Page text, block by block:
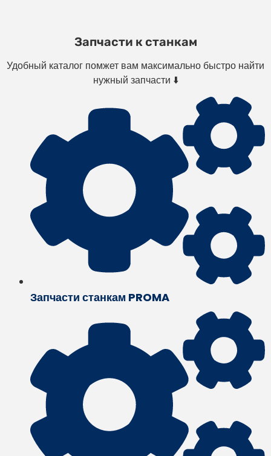
Запчасти к станкам
Удобный каталог помжет вам максимально быстро найти
нужный запчасти ⬇️
Запчасти станкам PROMA